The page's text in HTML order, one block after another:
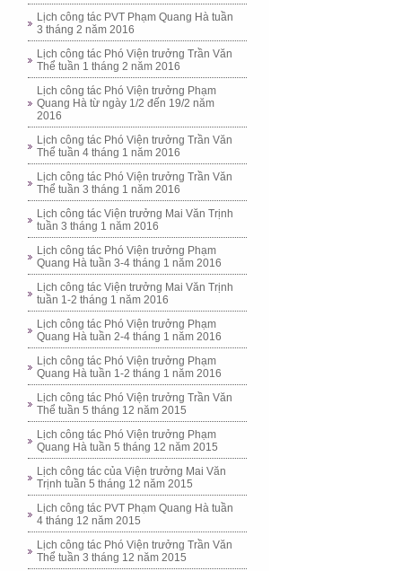
Lịch công tác PVT Phạm Quang Hà tuần
3 tháng 2 năm 2016
Lịch công tác Phó Viện trưởng Trần Văn
Thể tuần 1 tháng 2 năm 2016
Lịch công tác Phó Viện trưởng Phạm
Quang Hà từ ngày 1/2 đến 19/2 năm
2016
Lịch công tác Phó Viện trưởng Trần Văn
Thể tuần 4 tháng 1 năm 2016
Lịch công tác Phó Viện trưởng Trần Văn
Thể tuần 3 tháng 1 năm 2016
Lịch công tác Viện trưởng Mai Văn Trịnh
tuần 3 tháng 1 năm 2016
Lịch công tác Phó Viện trưởng Phạm
Quang Hà tuần 3-4 tháng 1 năm 2016
Lịch công tác Viện trưởng Mai Văn Trịnh
tuần 1-2 tháng 1 năm 2016
Lịch công tác Phó Viện trưởng Phạm
Quang Hà tuần 2-4 tháng 1 năm 2016
Lịch công tác Phó Viện trưởng Phạm
Quang Hà tuần 1-2 tháng 1 năm 2016
Lịch công tác Phó Viện trưởng Trần Văn
Thể tuần 5 tháng 12 năm 2015
Lịch công tác Phó Viện trưởng Phạm
Quang Hà tuần 5 tháng 12 năm 2015
Lịch công tác của Viện trưởng Mai Văn
Trịnh tuần 5 tháng 12 năm 2015
Lịch công tác PVT Phạm Quang Hà tuần
4 tháng 12 năm 2015
Lịch công tác Phó Viện trưởng Trần Văn
Thể tuần 3 tháng 12 năm 2015